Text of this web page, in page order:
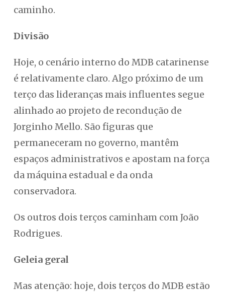
caminho.
Divisão
Hoje, o cenário interno do MDB catarinense
é relativamente claro. Algo próximo de um
terço das lideranças mais influentes segue
alinhado ao projeto de recondução de
Jorginho Mello. São figuras que
permaneceram no governo, mantêm
espaços administrativos e apostam na força
da máquina estadual e da onda
conservadora.
Os outros dois terços caminham com João
Rodrigues.
Geleia geral
Mas atenção: hoje, dois terços do MDB estão